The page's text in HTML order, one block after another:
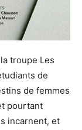
troupe Les
de
de femmes
pourtant
incarnent, et